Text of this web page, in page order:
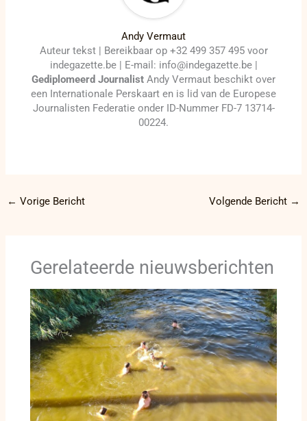
Andy Vermaut
Auteur tekst | Bereikbaar op +32 499 357 495 voor
indegazette.be | E-mail: info@indegazette.be |
Gediplomeerd Journalist Andy Vermaut beschikt over
een Internationale Perskaart en is lid van de Europese
Journalisten Federatie onder ID-Nummer FD-7 13714-
00224.
← Vorige Bericht Volgende Bericht →
Gerelateerde nieuwsberichten